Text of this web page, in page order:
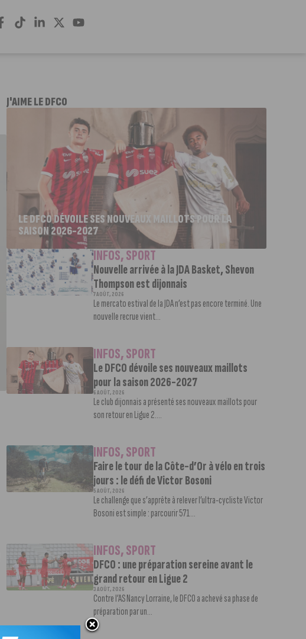
J'AIME LE DFCO
LE DFCO DÉVOILE SES NOUVEAUX MAILLOTS POUR LA
SAISON 2026-2027
INFOS,SPORT
Nouvelle arrivée à la JDA Basket, Shevon
Thompson est dijonnais
7 AOÛT, 2026
Le mercato estival de la JDA n’est pas encore terminé. Une
nouvelle recrue vient...
INFOS,SPORT
Le DFCO dévoile ses nouveaux maillots
pour la saison 2026-2027
6 AOÛT, 2026
Le club dijonnais a présenté ses nouveaux maillots pour
son retour en Ligue 2....
INFOS,SPORT
Faire le tour de la Côte-d’Or à vélo en trois
jours : le défi de Victor Bosoni
5 AOÛT, 2026
Le challenge que s’apprête à relever l’ultra-cycliste Victor
Bosoni est simple : parcourir 571...
INFOS,SPORT
DFCO : une préparation sereine avant le
grand retour en Ligue 2
3 AOÛT, 2026
Contre l’AS Nancy Lorraine, le DFCO a achevé sa phase de
préparation par un...